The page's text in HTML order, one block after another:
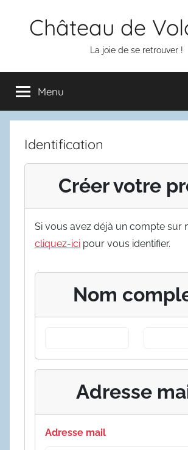
Château de
La joie de se retrouver !
Menu
Identification
Créer votre
Si vous avez déjà un compte sur
cliquez-ici pour vous identifier.
Nom
Adresse
Adresse mail